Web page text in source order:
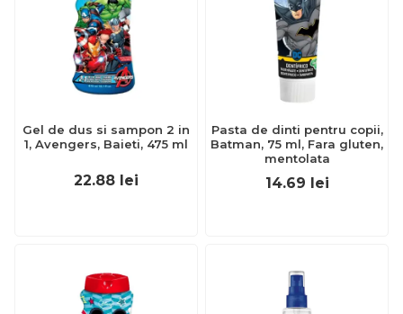
Gel de dus si sampon 2 in
1, Avengers, Baieti, 475 ml
22.88 lei
Pasta de dinti pentru copii,
Batman, 75 ml, Fara gluten,
mentolata
14.69 lei